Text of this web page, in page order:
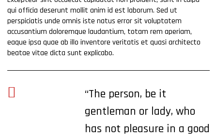
qui officia deserunt mollit anim id est laborum. Sed ut
perspiciatis unde omnis iste natus error sit voluptatem
accusantium doloremque laudantium, totam rem aperiam,
eaque ipsa quae ab illo inventore veritatis et quasi architecto
beatae vitae dicta sunt explicabo.
“The person, be it
gentleman or lady, who
has not pleasure in a good